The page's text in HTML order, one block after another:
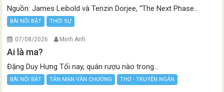
Nguồn: James Leibold và Tenzin Dorjee, “The Next Phase...
BÀI NỔI BẬT THỜI SỰ
07/08/2026 Minh Anh
Ai là ma?
Đặng Duy Hưng Tối nay, quán rượu nào trong...
BÀI NỔI BẬT TẢN MẠN VĂN CHƯƠNG THƠ - TRUYỆN NGẮN